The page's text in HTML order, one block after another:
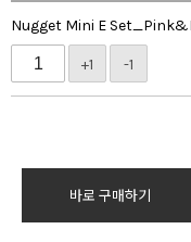
Nugget Mini E
+1 -1
바로 구매하기